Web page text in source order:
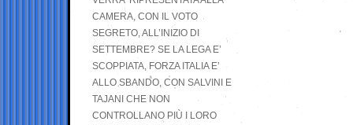
CAMERA, CON IL VOTO
SEGRETO, ALL’INIZIO DI
SETTEMBRE? SE LA LEGA E’
SCOPPIATA, FORZA ITALIA E’
ALLO SBANDO, CON SALVINI E
TAJANI CHE NON
CONTROLLANO PIÙ I LORO